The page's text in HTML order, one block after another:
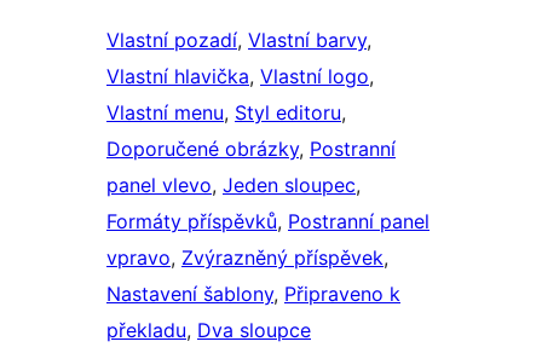
Vlastní pozadí, Vlastní barvy
Vlastní hlavička, Vlastní logo
Vlastní menu, Styl editoru
Doporučené obrázky, Postranní
panel vlevo, Jeden sloupec
Formáty příspěvků, Postranní panel
vpravo, Zvýrazněný příspěvek
Nastavení šablony, Připraveno k
překladu, Dva sloupce